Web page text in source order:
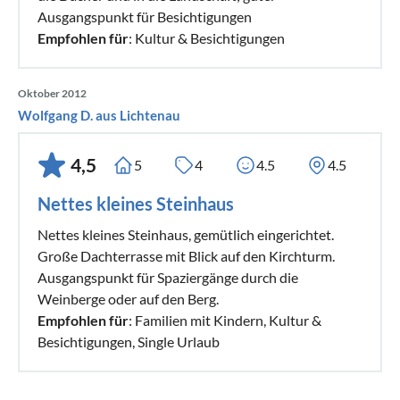
Ausgangspunkt für Besichtigungen
Empfohlen für: Kultur & Besichtigungen
Oktober 2012
Wolfgang D. aus Lichtenau
4,5 5 4 4.5 4.5
Nettes kleines Steinhaus
Nettes kleines Steinhaus, gemütlich eingerichtet.
Große Dachterrasse mit Blick auf den Kirchturm.
Ausgangspunkt für Spaziergänge durch die
Weinberge oder auf den Berg.
Empfohlen für: Familien mit Kindern, Kultur &
Besichtigungen, Single Urlaub